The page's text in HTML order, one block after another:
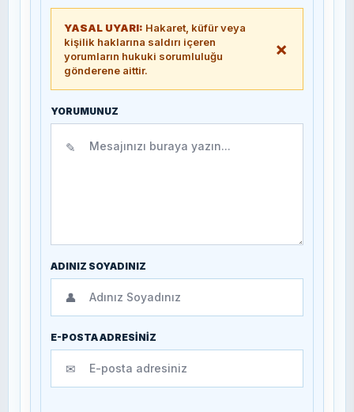
YASAL UYARI: Hakaret, küfür veya
kişilik haklarına saldırı içeren
yorumların hukuki sorumluluğu
gönderene aittir.
×
YORUMUNUZ
✎
ADINIZ SOYADINIZ
👤
E-POSTA ADRESİNİZ
✉